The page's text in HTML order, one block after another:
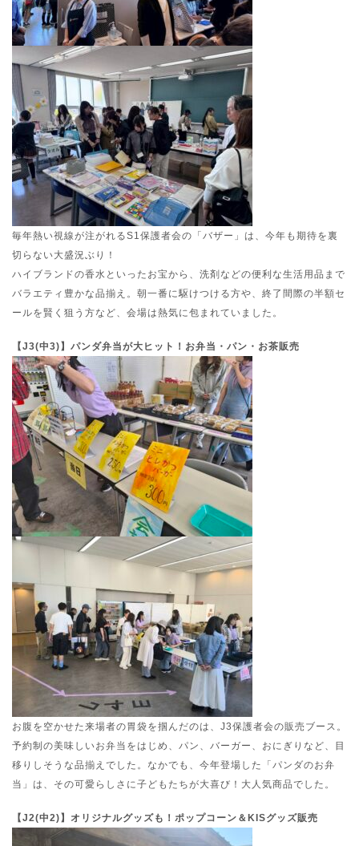
毎年熱い視線が注がれるS1保護者会の「バザー」は、今年も期待を裏
切らない大盛況ぶり！
ハイブランドの香水といったお宝から、洗剤などの便利な生活用品まで
バラエティ豊かな品揃え。朝一番に駆けつける方や、終了間際の半額セ
ールを賢く狙う方など、会場は熱気に包まれていました。
【J3(中3)】パンダ弁当が大ヒット！お弁当・パン・お茶販売
お腹を空かせた来場者の胃袋を掴んだのは、J3保護者会の販売ブース。
予約制の美味しいお弁当をはじめ、パン、バーガー、おにぎりなど、目
移りしそうな品揃えでした。なかでも、今年登場した「パンダのお弁
当」は、その可愛らしさに子どもたちが大喜び！大人気商品でした。
【J2(中2)】オリジナルグッズも！ポップコーン＆KISグッズ販売